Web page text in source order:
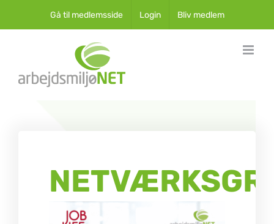
to
Gå til medlemsside Login Bliv medlem